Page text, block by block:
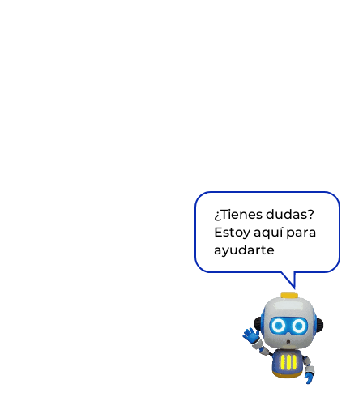
¿Tienes dudas?
Estoy aquí para
ayudarte